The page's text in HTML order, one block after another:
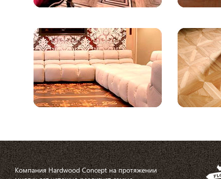
Компания Hardwood Concept на протяжении